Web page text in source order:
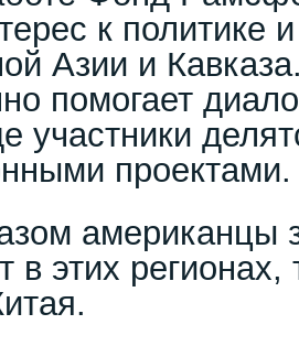
к политике
Азии и
помогает
участники
проектами.
американцы
в этих